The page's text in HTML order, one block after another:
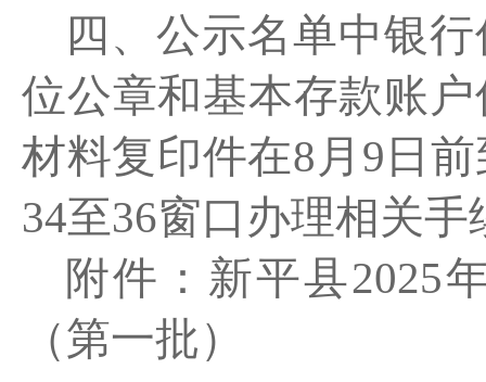
四、公示名单中银
位公章和基本存款账
材料复印件在8 月 9 日前
34至36窗口 办理相关手
附件：新平县2025
（第一批）